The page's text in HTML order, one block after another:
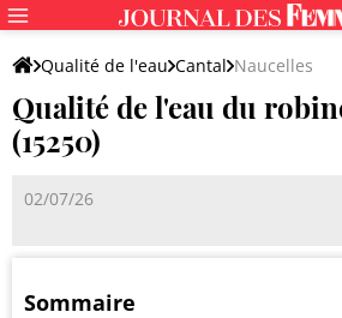
Qualité de l'eau Cantal Naucelles
Qualité de l'eau du
(15250)
02/07/26
Sommaire